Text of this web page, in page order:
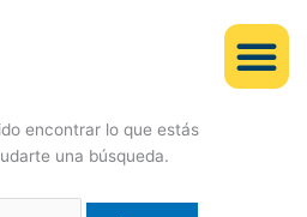
encontrar lo que estás
una búsqueda.